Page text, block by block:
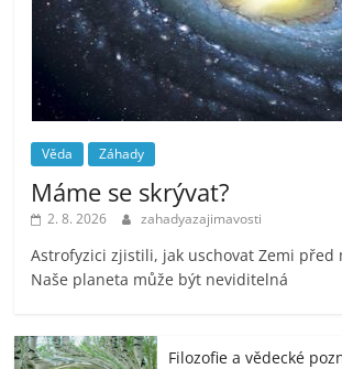
Věda Záhady
Máme se skrývat?
2. 8. 2026 zahadyazajimavosti
Astrofyzici zjistili, jak uschovat Zemi před
Naše planeta může být neviditelná
Filozofie a vědecké